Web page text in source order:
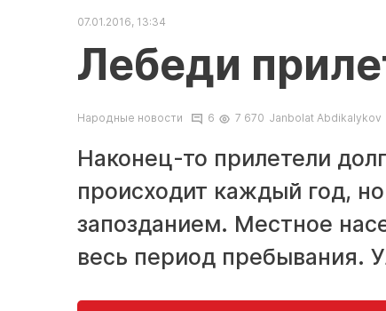
07.01.2016, 13:34
Лебеди
Народные новости 6 7 670 Janbolat Abdikalykov
Наконец-то прилетели
происходит каждый год,
запозданием. Местное
весь период пребывания.